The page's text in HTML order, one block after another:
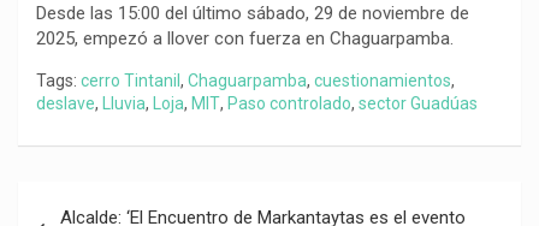
Desde las 15:00 del último sábado, 29 de noviembre de
2025, empezó a llover con fuerza en Chaguarpamba.
Tags: cerro Tintanil , Chaguarpamba, cuestionamientos,
deslave, Lluvia, Loja, MIT, Paso controlado, sector Guadúas
Alcalde: ‘El Encuentro de Markantaytas es el evento